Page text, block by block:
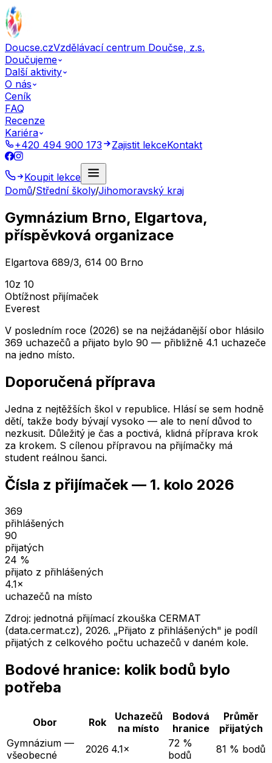
Doucse.czVzdělávací centrum Doučse, z.s.
Doučujeme
Další aktivity
O nás
Ceník
FAQ
Recenze
Kariéra
+420 494 900 173
Zajistit lekceKontakt
Koupit lekce
Domů/Střední školy/Jihomoravský kraj
Gymnázium Brno, Elgartova,
příspěvková organizace
Elgartova 689/3, 614 00 Brno
10z 10
Obtížnost přijímaček
Everest
V posledním roce (2026) se na nejžádanější obor hlásilo
369 uchazečů a přijato bylo 90 — přibližně 4.1 uchazeče
na jedno místo.
Doporučená příprava
Jedna z nejtěžších škol v republice. Hlásí se sem hodně
dětí, takže body bývají vysoko — ale to není důvod to
nezkusit. Důležitý je čas a poctivá, klidná příprava krok
za krokem. S cílenou přípravou na přijímačky má
student reálnou šanci.
Čísla z přijímaček — 1. kolo 2026
369
přihlášených
90
přijatých
24 %
přijato z přihlášených
4.1×
uchazečů na místo
Zdroj: jednotná přijímací zkouška CERMAT
(data.cermat.cz), 2026. „Přijato z přihlášených" je podíl
přijatých z celkového počtu uchazečů v daném kole.
Bodové hranice: kolik bodů bylo
potřeba
Obor Rok
Uchazečů
na místo
Bodová
hranice
Průměr
přijatých
Gymnázium —
všeobecné
2026 4.1×
72 %
bodů
81 % bodů